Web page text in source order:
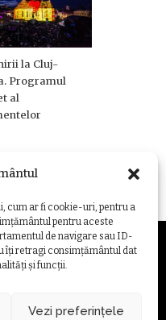
cum ar fi cookie-uri, pentru a
pentru aceste
de navigare sau ID-
îți retragi consimțământul dat
și funcții.
Vezi preferințele
la Cluj-
Programul
al